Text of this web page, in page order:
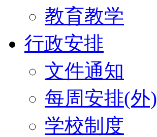
教育教学
行政安排
文件通知
每周安排(外)
学校制度